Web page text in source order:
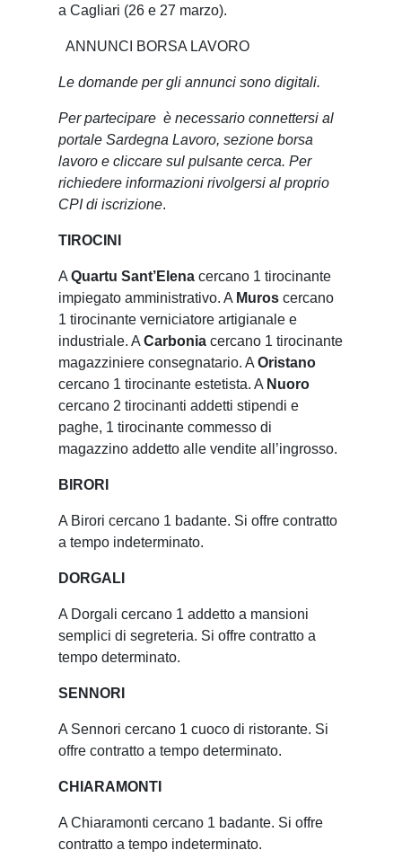
a Cagliari (26 e 27 marzo).
ANNUNCI BORSA LAVORO
Le domande per gli annunci sono digitali.
Per partecipare è necessario connettersi al
portale Sardegna Lavoro, sezione borsa
lavoro e cliccare sul pulsante cerca. Per
richiedere informazioni rivolgersi al proprio
CPI di iscrizione.
TIROCINI
A Quartu Sant’Elena cercano 1 tirocinante
impiegato amministrativo. A Muros cercano
1 tirocinante verniciatore artigianale e
industriale. A Carbonia cercano 1 tirocinante
magazziniere consegnatario. A Oristano
cercano 1 tirocinante estetista. A Nuoro
cercano 2 tirocinanti addetti stipendi e
paghe, 1 tirocinante commesso di
magazzino addetto alle vendite all’ingrosso.
BIRORI
A Birori cercano 1 badante. Si offre contratto
a tempo indeterminato.
DORGALI
A Dorgali cercano 1 addetto a mansioni
semplici di segreteria. Si offre contratto a
tempo determinato.
SENNORI
A Sennori cercano 1 cuoco di ristorante. Si
offre contratto a tempo determinato.
CHIARAMONTI
A Chiaramonti cercano 1 badante. Si offre
contratto a tempo indeterminato.